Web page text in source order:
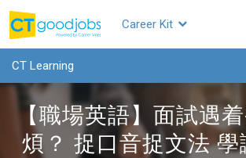
CTgoodjobs
Career Kit
CT Learning
【職場英語】面試遇
煩？ 捉口音捉文法 學